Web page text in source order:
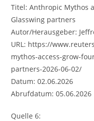
Titel: Anthropic Mythos
Glasswing partners
Autor/Herausgeber:
URL: https://
mythos-access-grow-
partners-2026-06-02/
Datum: 02.06.2026
Abrufdatum: 05.06.2026
Quelle 6: